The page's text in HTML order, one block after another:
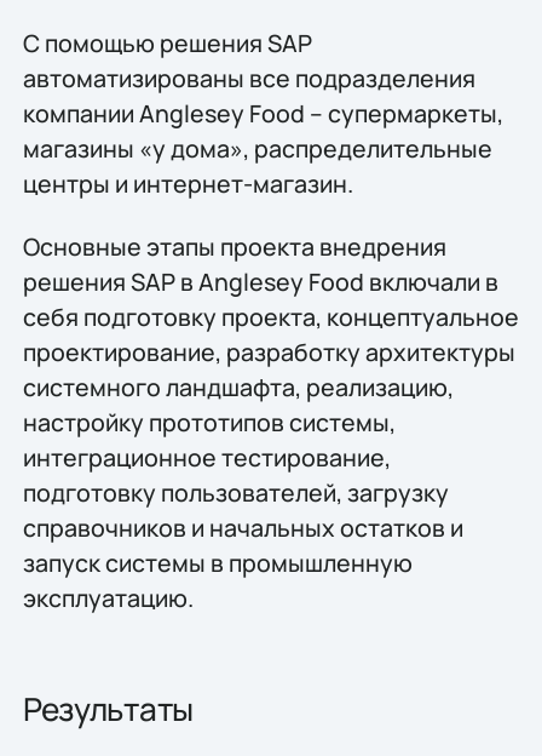
С помощью решения SAP
автоматизированы все подразделения
компании Anglesey Food – супермаркеты,
магазины «у дома», распределительные
центры и интернет-магазин.
Основные этапы проекта внедрения
решения SAP в Anglesey Food включали в
себя подготовку проекта, концептуальное
проектирование, разработку архитектуры
системного ландшафта, реализацию,
настройку прототипов системы,
интеграционное тестирование,
подготовку пользователей, загрузку
справочников и начальных остатков и
запуск системы в промышленную
эксплуатацию.
Результаты